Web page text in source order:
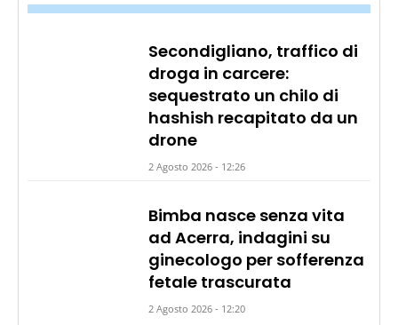
Secondigliano, traffico di
droga in carcere:
sequestrato un chilo di
hashish recapitato da un
drone
2 Agosto 2026 - 12:26
Bimba nasce senza vita
ad Acerra, indagini su
ginecologo per sofferenza
fetale trascurata
2 Agosto 2026 - 12:20